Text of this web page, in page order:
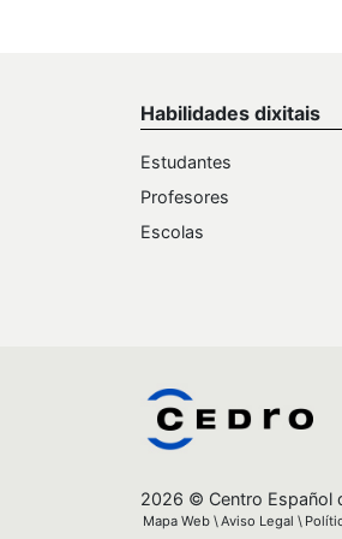
Habilidades dixitais
Estudantes
Profesores
Escolas
2026 © Centro Español
Mapa Web Aviso Legal